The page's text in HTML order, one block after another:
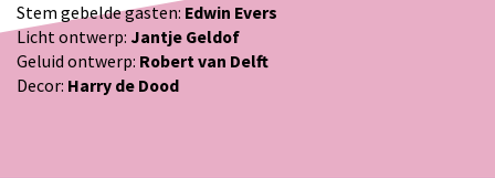
Stem gebelde gasten: Edwin Evers
Licht ontwerp: Jantje Geldof
Geluid ontwerp: Robert van Delft
Decor: Harry de Dood